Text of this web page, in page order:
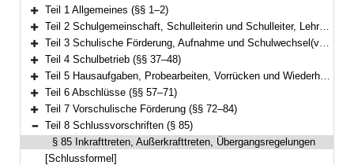
Bereich erweitern
Teil 1 Allgemeines (§§ 1–2)
Bereich erweitern
Teil 2 Schulgemeinschaft, Schulleiterin und Schulleiter, Lehrkräfte, Schülerinnen und Schüler, Erziehungsberechtigte, Schulforum (§§ 3–13)
Bereich erweitern
Teil 3 Schulische Förderung, Aufnahme und Schulwechsel(vgl. Art. 19 bis 24, 35 bis 38, 41 bis 43, 49 Abs. 2 Sätze 2 und 3 BayEUG) (§§ 14–36)
Bereich erweitern
Teil 4 Schulbetrieb (§§ 37–48)
Bereich erweitern
Teil 5 Hausaufgaben, Probearbeiten, Vorrücken und Wiederholen, Zeugnisse (§§ 49–56)
Bereich erweitern
Teil 6 Abschlüsse (§§ 57–71)
Bereich erweitern
Teil 7 Vorschulische Förderung (§§ 72–84)
Bereich reduzieren
Teil 8 Schlussvorschriften (§ 85)
§ 85 Inkrafttreten, Außerkrafttreten, Übergangsregelungen
[Schlussformel]